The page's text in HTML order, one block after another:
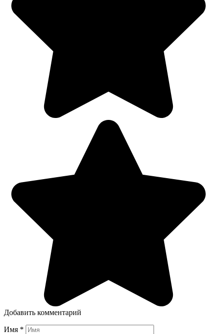
Добавить комментарий
Имя *